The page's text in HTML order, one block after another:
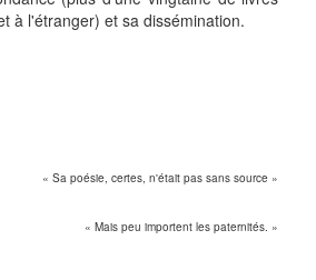
à l'étranger) et sa dissémination.
« Sa poésie, certes, n'était pas sans source »
« Mais peu importent les paternités. »